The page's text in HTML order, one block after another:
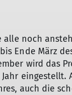
alle noch
Ende März
wird das
eingestellt.
auch die